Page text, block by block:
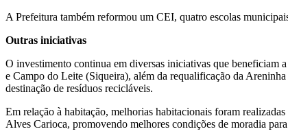
A Prefeitura também reformou um CEI, quatro escolas
Outras iniciativas
O investimento continua em diversas iniciativas que beneficiam
e Campo do Leite (Siqueira), além da requalificação da
destinação de resíduos recicláveis.
Em relação à habitação, melhorias habitacionais foram
Alves Carioca, promovendo melhores condições de moradia